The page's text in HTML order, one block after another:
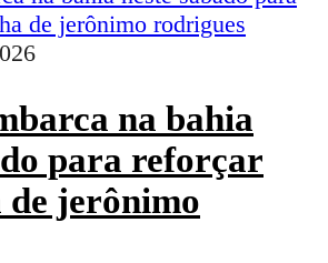
na bahia
para reforçar
de jerônimo